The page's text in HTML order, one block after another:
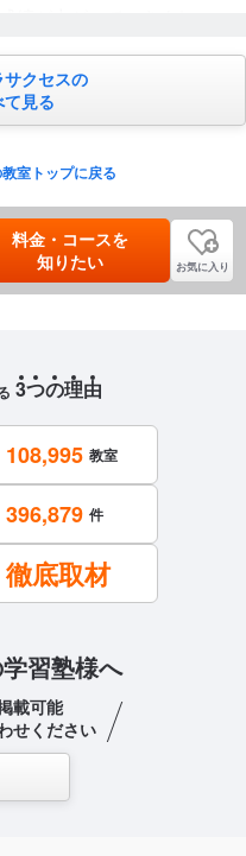
後も相談とかしてもらえ
く、復習もできたので、
うに感じました。 この塾
コミしていきます。
クセスの
見る
室トップに戻る
料金・コースを
知りたい
お気に入り
3つの理由
108,995 教室
396,879 件
徹底取材
習塾様へ
載可能
せください